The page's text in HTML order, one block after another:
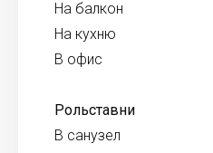
На балкон
На кухню
В офис
Рольставни
В санузел